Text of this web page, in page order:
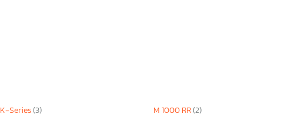
K-Series(3) M 1000 RR(2)